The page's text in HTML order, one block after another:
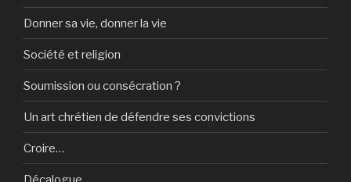
Donner sa vie, donner la vie
Société et religion
Soumission ou consécration ?
Un art chrétien de défendre ses convictions
Croire…